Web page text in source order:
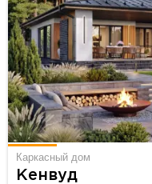
Каркасный дом
Кенвуд